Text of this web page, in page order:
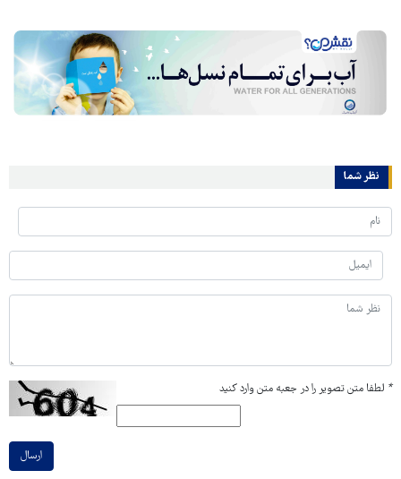
نظر شما
* لطفا متن تصویر را در جعبه متن وارد کنید
ارسال